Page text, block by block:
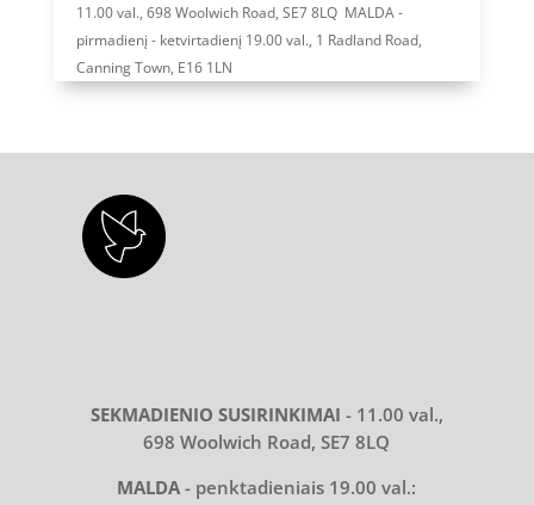
11.00 val., 698 Woolwich Road, SE7 8LQ MALDA -
pirmadienį - ketvirtadienį 19.00 val., 1 Radland Road,
Canning Town, E16 1LN
SEKMADIENIO SUSIRINKIMAI - 11.00 val.,
698 Woolwich Road, SE7 8LQ
MALDA- penktadieniais 19.00 val.: